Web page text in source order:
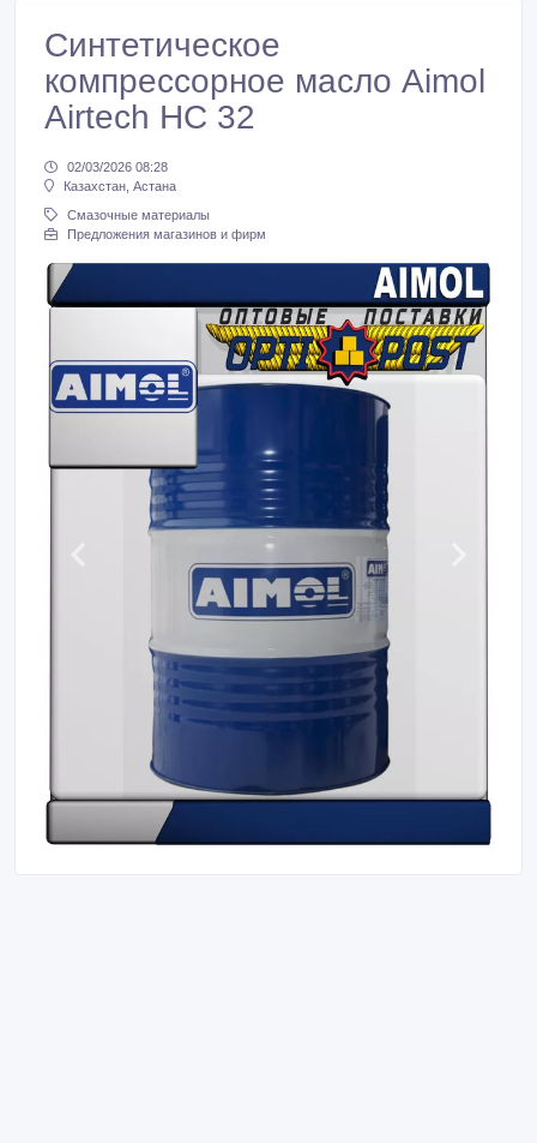
Синтетическое
компрессорное масло Aimol
Airtech HC 32
02/03/2026 08:28
Казахстан, Астана
Смазочные материалы
Предложения магазинов и фирм